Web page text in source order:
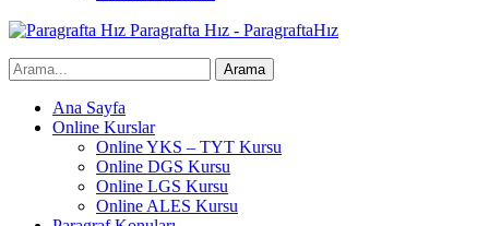
Paragrafta Hız - ParagraftaHız
Ana Sayfa
Online Kurslar
Online YKS – TYT Kursu
Online DGS Kursu
Online LGS Kursu
Online ALES Kursu